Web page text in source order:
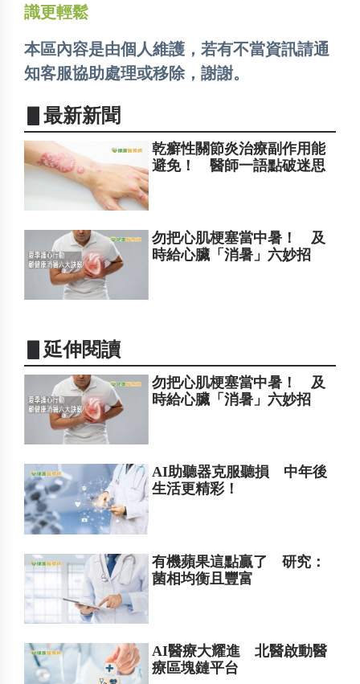
識更輕鬆
本區內容是由個人維護，若有不當資訊請通
知客服協助處理或移除，謝謝。
▋最新新聞
乾癬性關節炎治療副作用能
避免！ 醫師一語點破迷思
勿把心肌梗塞當中暑！ 及
時給心臟「消暑」六妙招
▋延伸閱讀
勿把心肌梗塞當中暑！ 及
時給心臟「消暑」六妙招
AI助聽器克服聽損 中年後
生活更精彩！
有機蘋果這點贏了 研究：
菌相均衡且豐富
AI醫療大耀進 北醫啟動醫
療區塊鏈平台